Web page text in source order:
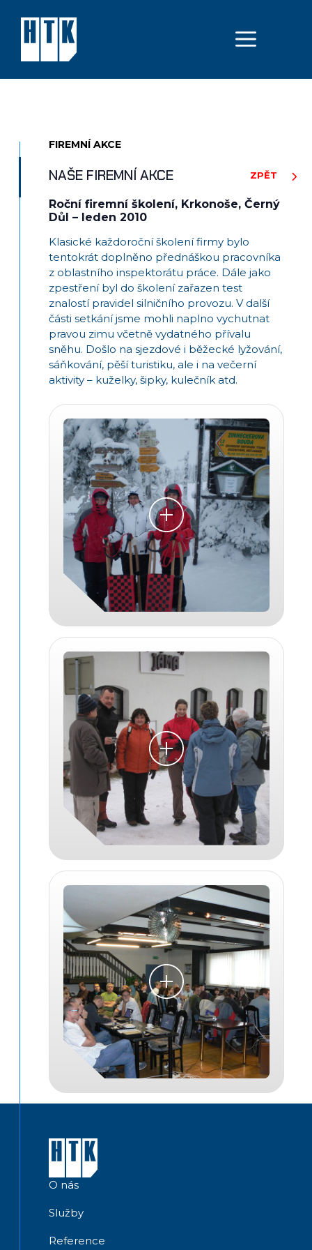
FIREMNÍ AKCE
NAŠE FIREMNÍ AKCE ZPĚT
Roční firemní školení, Krkonoše, Černý
Důl – leden 2010
Klasické každoroční školení firmy bylo
tentokrát doplněno přednáškou pracovníka
z oblastního inspektorátu práce. Dále jako
zpestření byl do školení zařazen test
znalostí pravidel silničního provozu. V další
části setkání jsme mohli naplno vychutnat
pravou zimu včetně vydatného přívalu
sněhu. Došlo na sjezdové i běžecké lyžování,
sáňkování, pěší turistiku, ale i na večerní
aktivity – kuželky, šipky, kulečník atd.
O nás
Služby
Reference